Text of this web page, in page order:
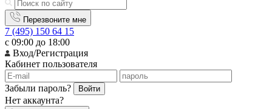
Перезвоните мне
7 (495) 150 64 15
с 09:00 до 18:00
Вход/Регистрация
Кабинет пользователя
Забыли пароль? Войти
Нет аккаунта?